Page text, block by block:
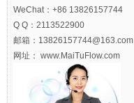
WeChat：+86 13826157744
Q Q：2113522900
邮箱：13826157744@163.com
网址： www.MaiTuFlow.com